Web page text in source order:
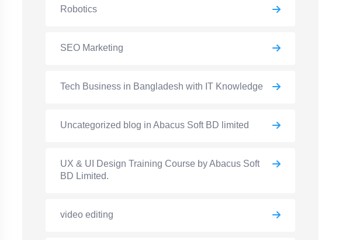
Robotics
SEO Marketing
Tech Business in Bangladesh with IT Knowledge
Uncategorized blog in Abacus Soft BD limited
UX & UI Design Training Course by Abacus Soft
BD Limited.
video editing